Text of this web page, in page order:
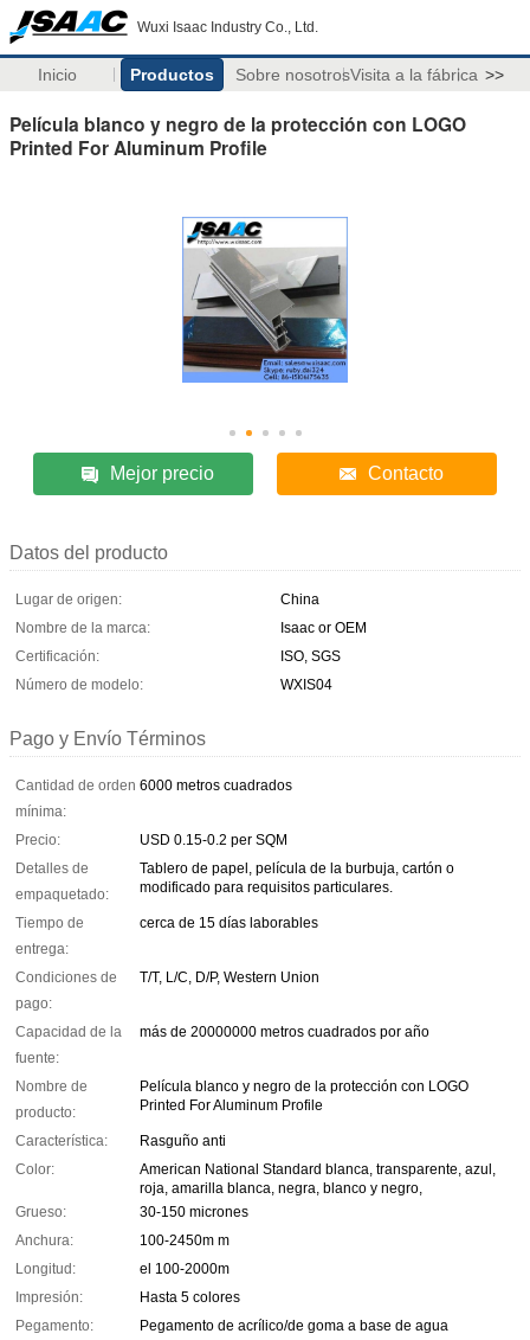
Wuxi Isaac Industry Co., Ltd.
Inicio Productos Sobre nosotrosVisita a la fábrica >>
Película blanco y negro de la protección con LOGO
Printed For Aluminum Profile
Mejor precio Contacto
Datos del producto
Lugar de origen:
China
Nombre de la marca:
Isaac or OEM
Certificación:
ISO, SGS
Número de modelo:
WXIS04
Pago y Envío Términos
Cantidad de orden
mínima:
6000 metros cuadrados
Precio:
USD 0.15-0.2 per SQM
Detalles de
empaquetado:
Tablero de papel, película de la burbuja, cartón o
modificado para requisitos particulares.
Tiempo de
entrega:
cerca de 15 días laborables
Condiciones de
pago:
T/T, L/C, D/P, Western Union
Capacidad de la
fuente:
más de 20000000 metros cuadrados por año
Nombre de
producto:
Película blanco y negro de la protección con LOGO
Printed For Aluminum Profile
Característica:
Rasguño anti
Color:
American National Standard blanca, transparente, azul,
roja, amarilla blanca, negra, blanco y negro,
Grueso:
30-150 micrones
Anchura:
100-2450m m
Longitud:
el 100-2000m
Impresión:
Hasta 5 colores
Pegamento:
Pegamento de acrílico/de goma a base de agua